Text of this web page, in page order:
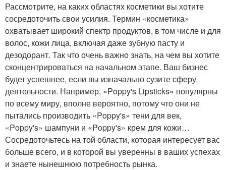
Рассмотрите, на каких областях косметики вы хотите
сосредоточить свои усилия. Термин «косметика»
охватывает широкий спектр продуктов, в том числе и для
волос, кожи лица, включая даже зубную пасту и
дезодорант. Так что очень важно знать, на чем вы хотите
сконцентрироваться на начальном этапе. Ваш бизнес
будет успешнее, если вы изначально сузите сферу
деятельности. Например, «Poppy's Lipsticks» популярны
по всему миру, вполне вероятно, потому что они не
пытались производить «Poppy's» тени для век,
«Poppy's» шампуни и «Poppy's» крем для кожи…
Сосредоточьтесь на той области, которая интересует вас
больше всего, и в которой вы уверенны в ваших успехах
и знаете нынешнюю потребность рынка.